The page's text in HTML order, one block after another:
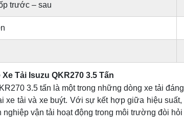
trước – sau
Tải Isuzu QKR270 3.5 Tấn
3.5 tấn là một trong những dòng xe tải
xe tải và xe buýt. Với sự kết hợp giữa hiệu
nghiệp vận tải hoạt động trong môi trường đòi hỏi